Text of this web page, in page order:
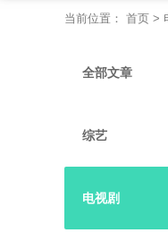
当前位置： 首页 >
全部文章
综艺
电视剧